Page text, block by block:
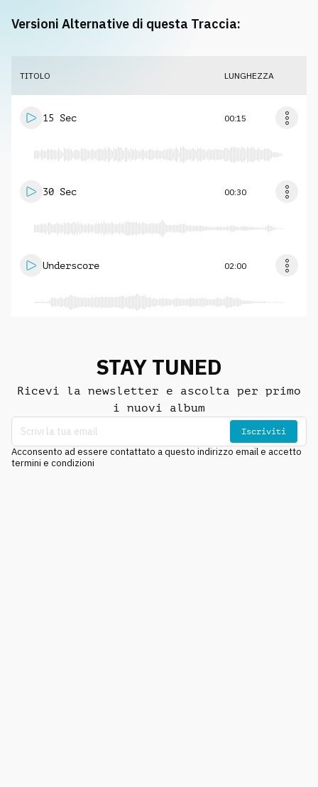
Versioni Alternative di questa Traccia:
TITOLO LUNGHEZZA
15 Sec 00:15
30 Sec 00:30
Underscore 02:00
STAY TUNED
Ricevi la newsletter e ascolta per primo
i nuovi album
Iscriviti
Acconsento ad essere contattato a questo indirizzo email e accetto
termini e condizioni